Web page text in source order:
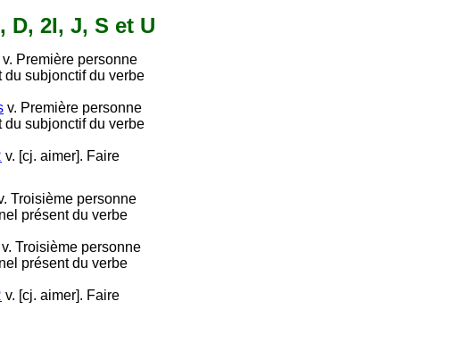
2I, J, S et U
v. Première personne
du subjonctif du verbe
v. Première personne
du subjonctif du verbe
v. [cj. aimer]. Faire
Troisième personne
présent du verbe
Troisième personne
présent du verbe
v. [cj. aimer]. Faire